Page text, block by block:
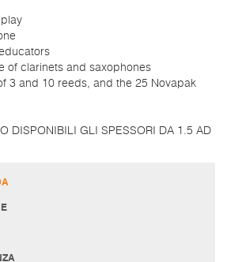
of clarinets and saxophones
3 and 10 reeds, and the 25 Novapak
DISPONIBILI GLI SPESSORI DA 1.5 AD